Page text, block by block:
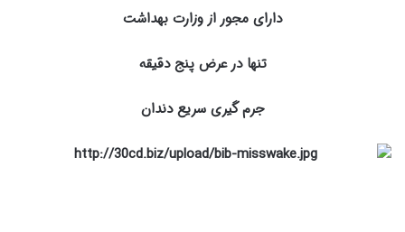
دارای مجور از وزارت بهداشت
تنها در عرض پنج دقیقه
جرم گیری سریع دندان